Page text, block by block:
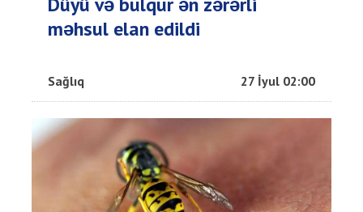
məhsul elan edildi
Sağlıq 27 İyul 02:00